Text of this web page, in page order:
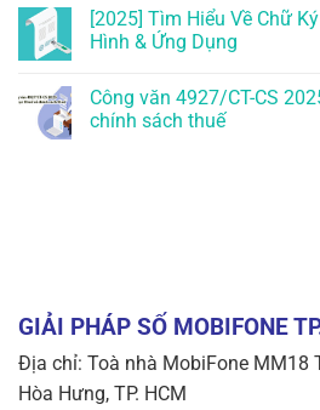
[2025] Tìm Hiểu Về Chữ
Hình & Ứng Dụng
Công văn 4927/CT-CS
chính sách thuế
GIẢI PHÁP SỐ MOBIFONE
Địa chỉ: Toà nhà MobiFone MM18
Hòa Hưng, TP. HCM